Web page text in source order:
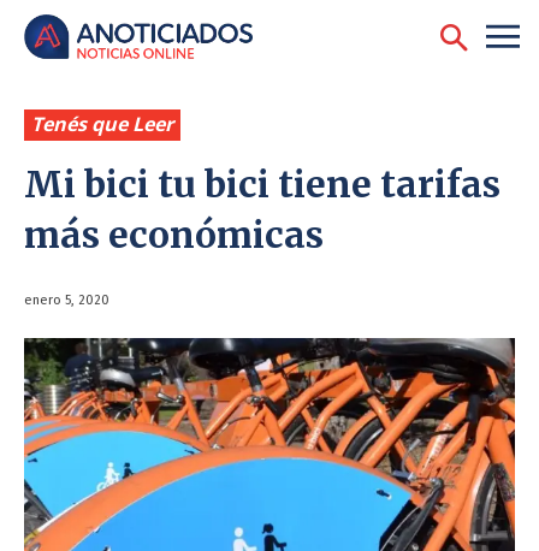
Tenés que Leer
Mi bici tu bici tiene tarifas
más económicas
enero 5, 2020